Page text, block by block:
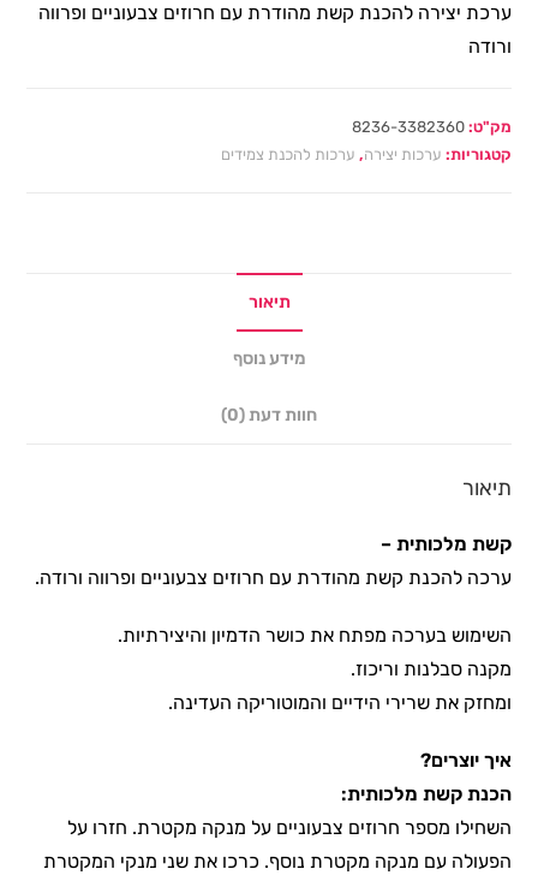
ערכת יצירה להכנת קשת מהודרת עם חרוזים צבעוניים ופרווה
ורודה
מק"ט:8236-3382360
קטגוריות: ערכות יצירה, ערכות להכנת צמידים
תיאור
מידע נוסף
חוות דעת (0)
תיאור
קשת מלכותית –
ערכה להכנת קשת מהודרת עם חרוזים צבעוניים ופרווה ורודה.
השימוש בערכה מפתח את כושר הדמיון והיצירתיות.
מקנה סבלנות וריכוז.
ומחזק את שרירי הידיים והמוטוריקה העדינה.
איך יוצרים?
הכנת קשת מלכותית:
השחילו מספר חרוזים צבעוניים על מנקה מקטרת. חזרו על
הפעולה עם מנקה מקטרת נוסף. כרכו את שני מנקי המקטרת